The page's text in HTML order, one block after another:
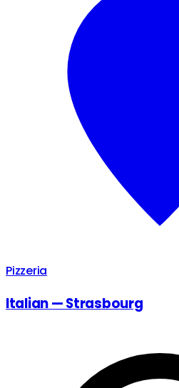
Pizzeria
Italian — Strasbourg